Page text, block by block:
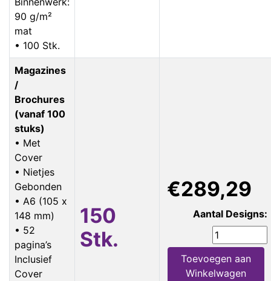
90 g/m²
mat
• 100 Stk.
Magazines
/
Brochures
(vanaf 100
stuks)
• Met
Cover
• Nietjes
Gebonden
• A6 (105 x
148 mm)
• 52
pagina’s
Inclusief
Cover
150
Stk.
€289,29
Aantal Designs:
Toevoegen aan
Winkelwagen